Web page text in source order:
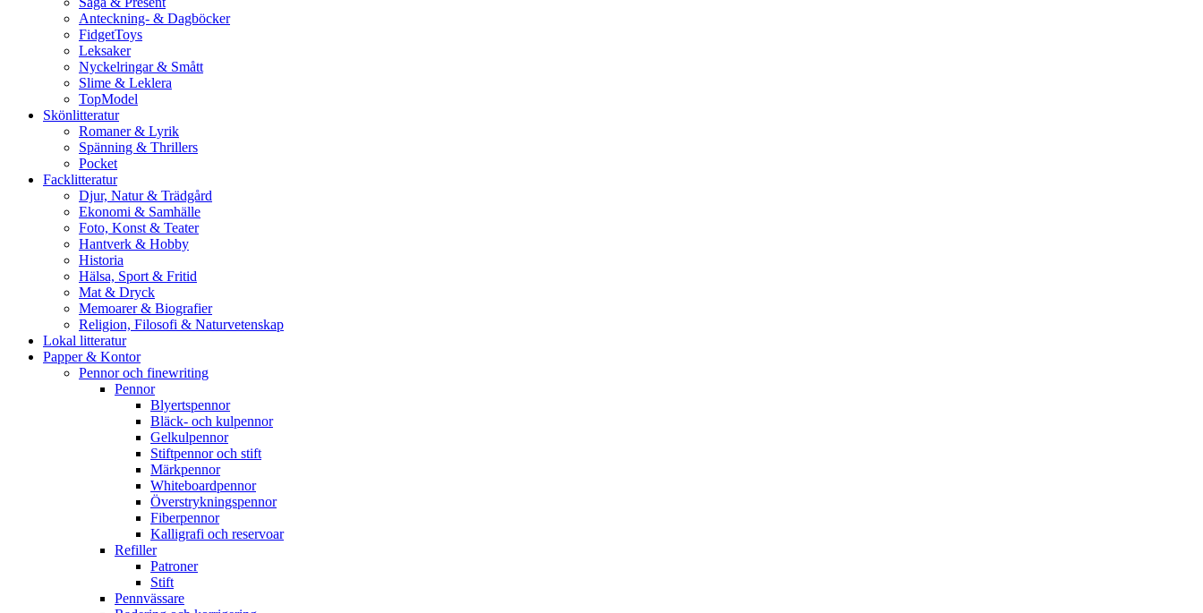
Anteckning- & Dagböcker
FidgetToys
Leksaker
Nyckelringar & Smått
Slime & Leklera
TopModel
Skönlitteratur
Romaner & Lyrik
Spänning & Thrillers
Pocket
Facklitteratur
Djur, Natur & Trädgård
Ekonomi & Samhälle
Foto, Konst & Teater
Hantverk & Hobby
Historia
Hälsa, Sport & Fritid
Mat & Dryck
Memoarer & Biografier
Religion, Filosofi & Naturvetenskap
Lokal litteratur
Papper & Kontor
Pennor och finewriting
Pennor
Blyertspennor
Bläck- och kulpennor
Gelkulpennor
Stiftpennor och stift
Märkpennor
Whiteboardpennor
Överstrykningspennor
Fiberpennor
Kalligrafi och reservoar
Refiller
Patroner
Stift
Pennvässare